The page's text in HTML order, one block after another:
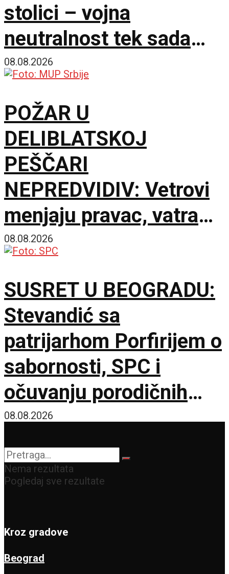
stolici – vojna
neutralnost tek sada
dobija na značaju
08.08.2026
POŽAR U
DELIBLATSKOJ
PEŠČARI
NEPREDVIDIV: Vetrovi
menjaju pravac, vatra
zahvatila oko 1.500
08.08.2026
SUSRET U BEOGRADU:
Stevandić sa
patrijarhom Porfirijem o
sabornosti, SPC i
očuvanju porodičnih
vrednosti
08.08.2026
Nema rezultata
Pogledaj sve rezultate
Kroz gradove
Beograd